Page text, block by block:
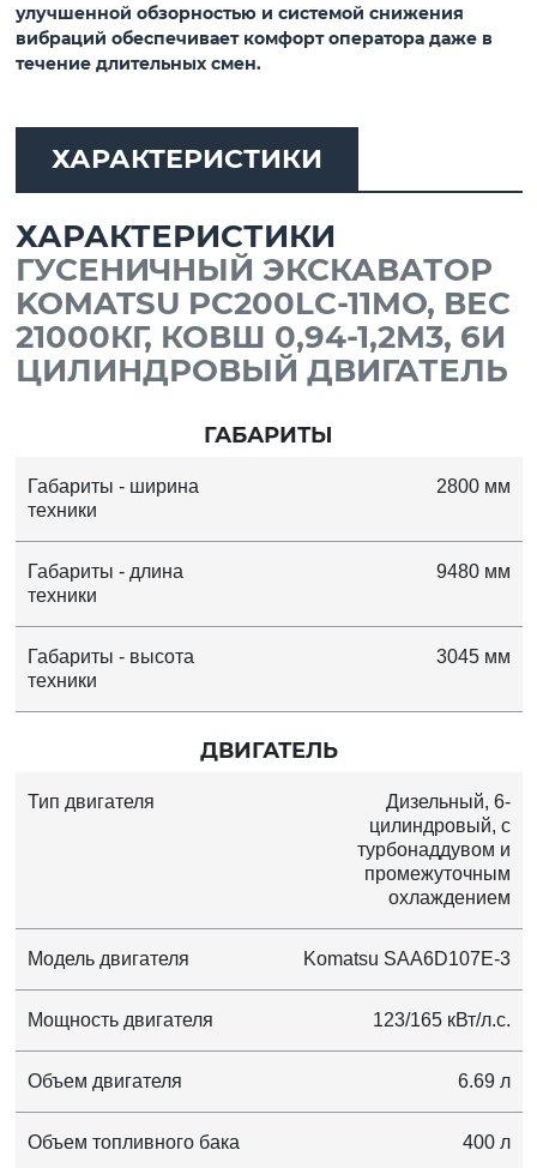
улучшенной обзорностью и системой снижения
вибраций обеспечивает комфорт оператора даже в
течение длительных смен.
ХАРАКТЕРИСТИКИ
ХАРАКТЕРИСТИКИ
ГУСЕНИЧНЫЙ ЭКСКАВАТОР
KOMATSU PC200LC-11MO, ВЕС
21000КГ, КОВШ 0,94-1,2М3, 6И
ЦИЛИНДРОВЫЙ ДВИГАТЕЛЬ
ГАБАРИТЫ
Габариты - ширина
техники
2800 мм
Габариты - длина
техники
9480 мм
Габариты - высота
техники
3045 мм
ДВИГАТЕЛЬ
Тип двигателя
Дизельный, 6-
цилиндровый, с
турбонаддувом и
промежуточным
охлаждением
Модель двигателя Komatsu SAA6D107E-3
Мощность двигателя 123/165 кВт/л.с.
Объем двигателя 6.69 л
Объем топливного бака 400 л